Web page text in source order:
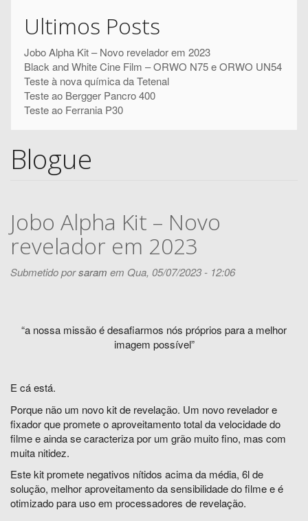
pesquisa
Ultimos Posts
Jobo Alpha Kit – Novo revelador em 2023
Black and White Cine Film – ORWO N75 e ORWO UN54
Teste à nova química da Tetenal
Teste ao Bergger Pancro 400
Teste ao Ferrania P30
Blogue
Jobo Alpha Kit – Novo
revelador em 2023
Submetido porsaram em Qua, 05/07/2023 - 12:06
“a nossa missão é desafiarmos nós próprios para a melhor
imagem possível”
E cá está.
Porque não um novo kit de revelação. Um novo revelador e
fixador que promete o aproveitamento total da velocidade do
filme e ainda se caracteriza por um grão muito fino, mas com
muita nitidez.
Este kit promete negativos nítidos acima da média, 6l de
solução, melhor aproveitamento da sensibilidade do filme e é
otimizado para uso em processadores de revelação.